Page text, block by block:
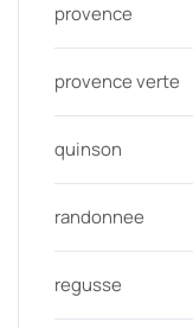
provence
provence verte
quinson
randonnee
regusse